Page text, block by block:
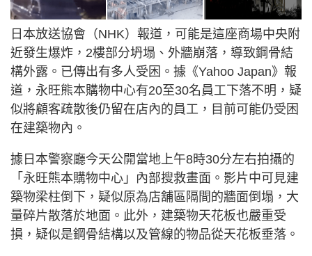
日本放送協會（NHK）報道，可能是這座商場中央附
近發生爆炸，2樓部分坍塌、外牆崩落，導致鋼骨結
構外露。已傳出有多人受困。據《Yahoo Japan》報
道，永旺熊本購物中心有20至30名員工下落不明，疑
似將顧客疏散後仍留在店內的員工，目前可能仍受困
在建築物內。
據日本警察廳今天公開當地上午8時30分左右拍攝的
「永旺熊本購物中心」內部搜救畫面。影片中可見建
築物梁柱倒下，疑似原為店舖區隔間的牆面倒塌，大
量碎片散落於地面。此外，建築物天花板也嚴重受
損，疑似是鋼骨結構以及管線的物品從天花板垂落。